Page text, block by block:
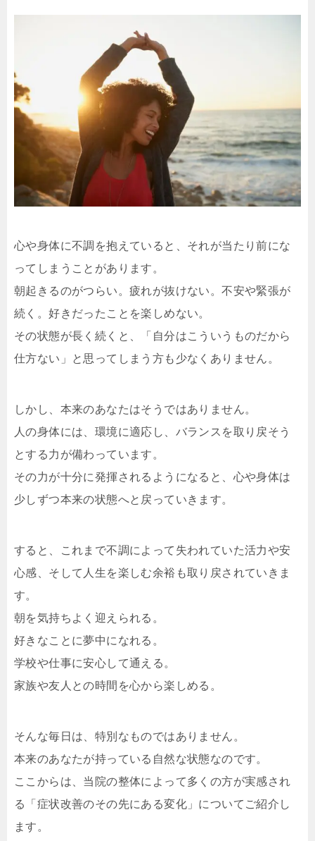
心や身体に不調を抱えていると、それが当たり前にな
ってしまうことがあります。
朝起きるのがつらい。疲れが抜けない。不安や緊張が
続く。好きだったことを楽しめない。
その状態が長く続くと、「自分はこういうものだから
仕方ない」と思ってしまう方も少なくありません。
しかし、本来のあなたはそうではありません。
人の身体には、環境に適応し、バランスを取り戻そう
とする力が備わっています。
その力が十分に発揮されるようになると、心や身体は
少しずつ本来の状態へと戻っていきます。
すると、これまで不調によって失われていた活力や安
心感、そして人生を楽しむ余裕も取り戻されていきま
す。
朝を気持ちよく迎えられる。
好きなことに夢中になれる。
学校や仕事に安心して通える。
家族や友人との時間を心から楽しめる。
そんな毎日は、特別なものではありません。
本来のあなたが持っている自然な状態なのです。
ここからは、当院の整体によって多くの方が実感され
る「症状改善のその先にある変化」についてご紹介し
ます。